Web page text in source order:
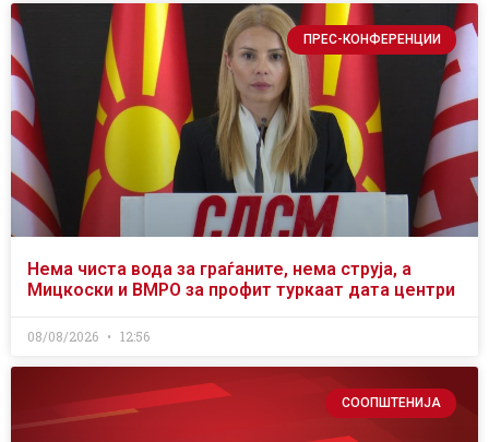
ПРЕС-КОНФЕРЕНЦИИ
Нема чиста вода за граѓаните, нема струја, а
Мицкоски и ВМРО за профит туркаат дата центри
08/08/2026 12:56
СООПШТЕНИЈА